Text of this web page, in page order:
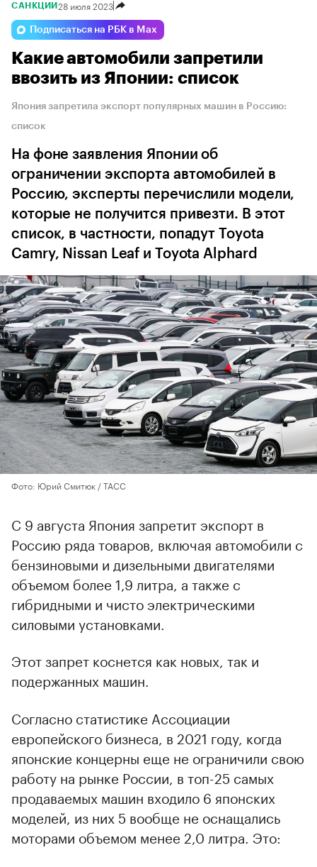
Voyah Geely
Lada Volga Changan
САНКЦИИ 28 июля 2023
Подписаться на РБК в Max
Какие автомобили запретили
ввозить из Японии: список
Япония запретила экспорт популярных машин в Россию:
список
На фоне заявления Японии об
ограничении экспорта автомобилей в
Россию, эксперты перечислили модели,
которые не получится привезти. В этот
список, в частности, попадут Toyota
Camry, Nissan Leaf и Toyota Alphard
Фото: Юрий Смитюк / ТАСС
С 9 августа Япония запретит экспорт в
Россию ряда товаров, включая автомобили с
бензиновыми и дизельными двигателями
объемом более 1,9 литра, а также с
гибридными и чисто электрическими
силовыми установками.
Этот запрет коснется как новых, так и
подержанных машин.
Согласно статистике Ассоциации
европейского бизнеса, в 2021 году, когда
японские концерны еще не ограничили свою
работу на рынке России, в топ-25 самых
продаваемых машин входило 6 японских
моделей, из них 5 вообще не оснащались
моторами объемом менее 2,0 литра. Это: